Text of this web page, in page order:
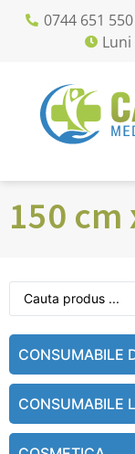
0744 651 550
Luni
150 cm
CONSUMABILE
CONSUMABILE